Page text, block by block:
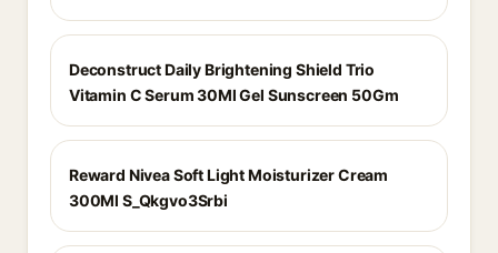
Deconstruct Daily Brightening Shield Trio
Vitamin C Serum 30Ml Gel Sunscreen 50Gm
Reward Nivea Soft Light Moisturizer Cream
300Ml S_Qkgvo3Srbi